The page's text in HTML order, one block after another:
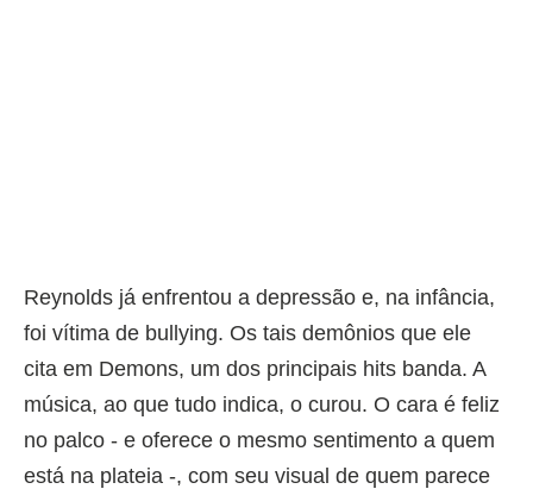
Reynolds já enfrentou a depressão e, na infância,
foi vítima de bullying. Os tais demônios que ele
cita em Demons, um dos principais hits banda. A
música, ao que tudo indica, o curou. O cara é feliz
no palco - e oferece o mesmo sentimento a quem
está na plateia -, com seu visual de quem parece